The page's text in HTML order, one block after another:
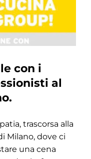
con i
al
trascorsa alla
Milano, dove ci
una cena